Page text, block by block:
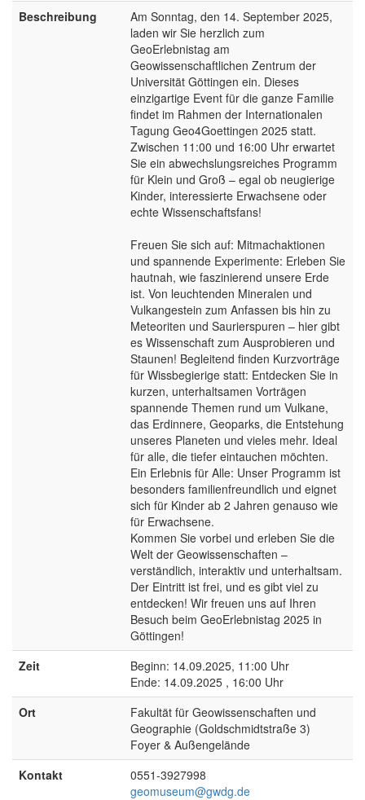
Beschreibung
Am Sonntag, den 14. September 2025,
laden wir Sie herzlich zum
GeoErlebnistag am
Geowissenschaftlichen Zentrum der
Universität Göttingen ein. Dieses
einzigartige Event für die ganze Familie
findet im Rahmen der Internationalen
Tagung Geo4Goettingen 2025 statt.
Zwischen 11:00 und 16:00 Uhr erwartet
Sie ein abwechslungsreiches Programm
für Klein und Groß – egal ob neugierige
Kinder, interessierte Erwachsene oder
echte Wissenschaftsfans!
Freuen Sie sich auf: Mitmachaktionen
und spannende Experimente: Erleben Sie
hautnah, wie faszinierend unsere Erde
ist. Von leuchtenden Mineralen und
Vulkangestein zum Anfassen bis hin zu
Meteoriten und Saurierspuren – hier gibt
es Wissenschaft zum Ausprobieren und
Staunen! Begleitend finden Kurzvorträge
für Wissbegierige statt: Entdecken Sie in
kurzen, unterhaltsamen Vorträgen
spannende Themen rund um Vulkane,
das Erdinnere, Geoparks, die Entstehung
unseres Planeten und vieles mehr. Ideal
für alle, die tiefer eintauchen möchten.
Ein Erlebnis für Alle: Unser Programm ist
besonders familienfreundlich und eignet
sich für Kinder ab 2 Jahren genauso wie
für Erwachsene.
Kommen Sie vorbei und erleben Sie die
Welt der Geowissenschaften –
verständlich, interaktiv und unterhaltsam.
Der Eintritt ist frei, und es gibt viel zu
entdecken! Wir freuen uns auf Ihren
Besuch beim GeoErlebnistag 2025 in
Göttingen!
Zeit
Beginn: 14.09.2025, 11:00 Uhr
Ende: 14.09.2025 , 16:00 Uhr
Ort
Fakultät für Geowissenschaften und
Geographie (Goldschmidtstraße 3)
Foyer & Außengelände
Kontakt
0551-3927998
geomuseum@gwdg.de